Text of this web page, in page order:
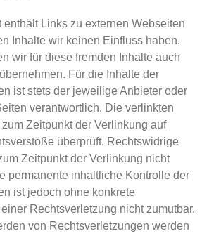
enthält Links zu externen Webseiten
Inhalte wir keinen Einfluss haben.
wir für diese fremden Inhalte auch
Für die Inhalte der
ist stets der jeweilige Anbieter oder
verantwortlich. Die verlinkten
Zeitpunkt der Verlinkung auf
überprüft. Rechtswidrige
Zeitpunkt der Verlinkung nicht
permanente inhaltliche Kontrolle der
ist jedoch ohne konkrete
Rechtsverletzung nicht zumutbar.
von Rechtsverletzungen werden